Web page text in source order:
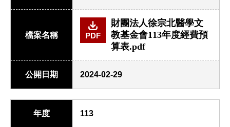
檔案名稱 PDF
財團法人徐宗北醫學文
教基金會113年度經費預
算表.pdf
公開日期 2024-02-29
年度 113